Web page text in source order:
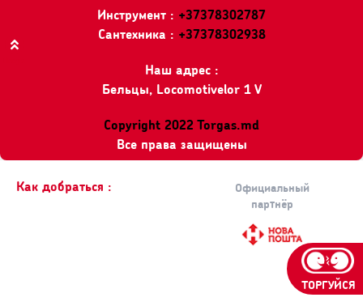
Инструмент : +37378302787
Сантехника : +37378302938
Наш адрес :
Бельцы, Locomotivelor 1 V
Copyright 2022 Torgas.md
Все права защищены
Как добраться :
Официальный
партнёр
ТОРГУЙСЯ